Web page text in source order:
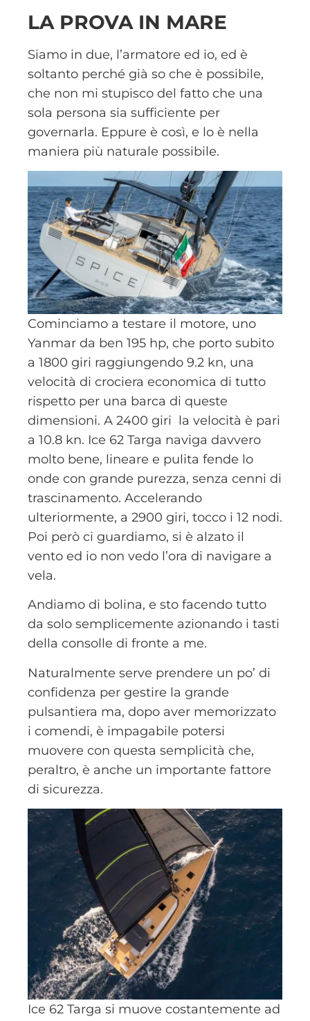
LA PROVA IN MARE
Siamo in due, l’armatore ed io, ed è
soltanto perché già so che è possibile,
che non mi stupisco del fatto che una
sola persona sia sufficiente per
governarla. Eppure è così, e lo è nella
maniera più naturale possibile.
Cominciamo a testare il motore, uno
Yanmar da ben 195 hp, che porto subito
a 1800 giri raggiungendo 9.2 kn, una
velocità di crociera economica di tutto
rispetto per una barca di queste
dimensioni. A 2400 giri la velocità è pari
a 10.8 kn. Ice 62 Targa naviga davvero
molto bene, lineare e pulita fende lo
onde con grande purezza, senza cenni di
trascinamento. Accelerando
ulteriormente, a 2900 giri, tocco i 12 nodi.
Poi però ci guardiamo, si è alzato il
vento ed io non vedo l’ora di navigare a
vela.
Andiamo di bolina, e sto facendo tutto
da solo semplicemente azionando i tasti
della consolle di fronte a me.
Naturalmente serve prendere un po’ di
confidenza per gestire la grande
pulsantiera ma, dopo aver memorizzato
i comendi, è impagabile potersi
muovere con questa semplicità che,
peraltro, è anche un importante fattore
di sicurezza.
Ice 62 Targa si muove costantemente ad